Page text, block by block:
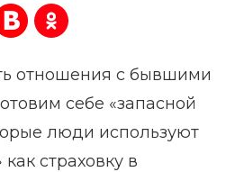
отношения с бывшими
себе «запасной
люди используют
страховку в